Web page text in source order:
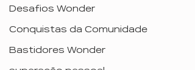
Desafios Wonder
Conquistas da Comunidade
Bastidores Wonder